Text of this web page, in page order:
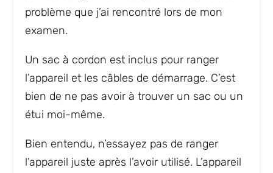
problème que j’ai rencontré lors de mon
examen.
Un sac à cordon est inclus pour ranger
l’appareil et les câbles de démarrage. C’est
bien de ne pas avoir à trouver un sac ou un
étui moi-même.
Bien entendu, n’essayez pas de ranger
l’appareil juste après l’avoir utilisé. L’appareil